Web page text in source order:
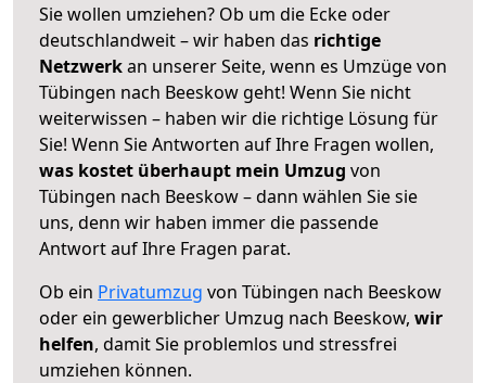
Sie wollen umziehen? Ob um die Ecke oder
deutschlandweit – wir haben das richtige
Netzwerkan unserer Seite, wenn es Umzüge von
Tübingen nach Beeskow geht! Wenn Sie nicht
weiterwissen – haben wir die richtige Lösung für
Sie! Wenn Sie Antworten auf Ihre Fragen wollen,
was kostet überhaupt mein Umzug von
Tübingen nach Beeskow – dann wählen Sie sie
uns, denn wir haben immer die passende
Antwort auf Ihre Fragen parat.
Ob ein Privatumzug von Tübingen nach Beeskow
oder ein gewerblicher Umzug nach Beeskow, wir
helfen, damit Sie problemlos und stressfrei
umziehen können.